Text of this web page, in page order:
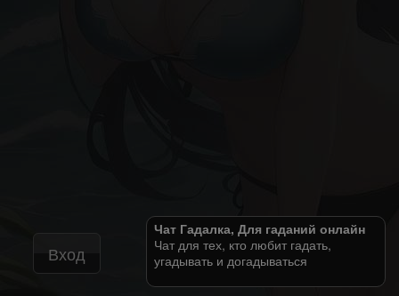
Вход
Чат Гадалка, Для гаданий онлайн
Чат для тех, кто любит гадать,
угадывать и догадываться